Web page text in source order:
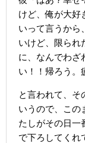
けど、俺が大好
いって言うから
いけど、限られ
に、なんでわざ
い！！帰ろう。
と言われて、そ
いうので、この
たしがその日一
で下ろしてくれ